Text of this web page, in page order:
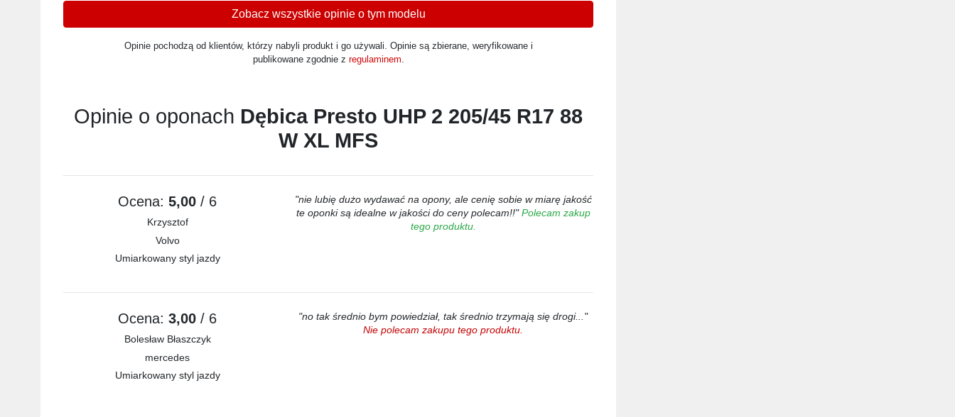
Zobacz wszystkie opinie o tym modelu
Opinie pochodzą od klientów, którzy nabyli produkt i go używali. Opinie są zbierane, weryfikowane i
publikowane zgodnie z regulaminem
Opinie o oponach Dębica Presto UHP 2 205/45 R17 88
W XL MFS
Ocena:5,00 / 6
Krzysztof
Volvo
Umiarkowany styl jazdy
"nie lubię dużo wydawać na opony, ale cenię sobie w miarę jakość
te oponki są idealne w jakości do ceny polecam!!"Polecam zakup
tego produktu.
Ocena:3,00 / 6
Bolesław Błaszczyk
mercedes
Umiarkowany styl jazdy
"no tak średnio bym powiedział, tak średnio trzymają się drogi..."
Nie polecam zakupu tego produktu.